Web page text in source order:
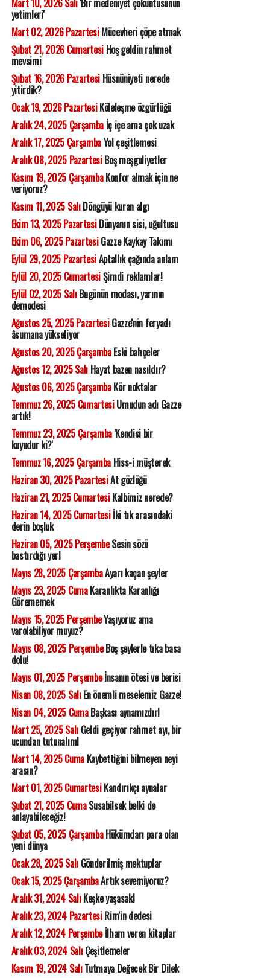
Mart 10, 2026 Salı'Bir medeniyet çöküntüsünün
yetimleri'
Mart 02, 2026 PazartesiMücevheri çöpe atmak
Şubat 21, 2026 CumartesiHoş geldin rahmet
mevsimi
Şubat 16, 2026 PazartesiHüsnüniyeti nerede
yitirdik?
Ocak 19, 2026 PazartesiKöleleşme özgürlüğü
Aralık 24, 2025 Çarşambaİç içe ama çok uzak
Aralık 17, 2025 ÇarşambaYol çeşitlemesi
Aralık 08, 2025 PazartesiBoş meşguliyetler
Kasım 19, 2025 ÇarşambaKonfor almak için ne
veriyoruz?
Kasım 11, 2025 SalıDöngüyü kuran algı
Ekim 13, 2025 PazartesiDünyanın sisi, uğultusu
Ekim 06, 2025 PazartesiGazze Kaykay Takımı
Eylül 29, 2025 PazartesiAptallık çağında anlam
Eylül 20, 2025 CumartesiŞimdi reklamlar!
Eylül 02, 2025 SalıBugünün modası, yarının
demodesi
Ağustos 25, 2025 PazartesiGazze'nin feryadı
âsumana yükseliyor
Ağustos 20, 2025 ÇarşambaEski bahçeler
Ağustos 12, 2025 SalıHayat bazen nasıldır?
Ağustos 06, 2025 ÇarşambaKör noktalar
Temmuz 26, 2025 CumartesiUmudun adı Gazze
artık!
Temmuz 23, 2025 Çarşamba'Kendisi bir
kuyudur ki?'
Temmuz 16, 2025 ÇarşambaHiss-i müşterek
Haziran 30, 2025 PazartesiAt gözlüğü
Haziran 21, 2025 CumartesiKalbimiz nerede?
Haziran 14, 2025 Cumartesiİki tık arasındaki
derin boşluk
Haziran 05, 2025 PerşembeSesin sözü
bastırdığı yer!
Mayıs 28, 2025 ÇarşambaAyarı kaçan şeyler
Mayıs 23, 2025 CumaKaranlıkta Karanlığı
Görememek
Mayıs 15, 2025 PerşembeYaşıyoruz ama
varolabiliyor muyuz?
Mayıs 08, 2025 PerşembeBoş şeylerle tıka basa
dolu!
Mayıs 01, 2025 Perşembeİnsanın ötesi ve berisi
Nisan 08, 2025 SalıEn önemli meselemiz Gazze!
Nisan 04, 2025 CumaBaşkası aynamızdır!
Mart 25, 2025 SalıGeldi geçiyor rahmet ayı, bir
ucundan tutunalım!
Mart 14, 2025 CumaKaybettiğini bilmeyen neyi
arasın?
Mart 01, 2025 CumartesiKandırıkçı aynalar
Şubat 21, 2025 CumaSusabilsek belki de
anlayabileceğiz!
Şubat 05, 2025 ÇarşambaHükümdarı para olan
yeni dünya
Ocak 28, 2025 SalıGönderilmiş mektuplar
Ocak 15, 2025 ÇarşambaArtık sevemiyoruz?
Aralık 31, 2024 SalıKeşke yaşasak!
Aralık 23, 2024 PazartesiRim'in dedesi
Aralık 12, 2024 Perşembeİlham veren kitaplar
Aralık 03, 2024 SalıÇeşitlemeler
Kasım 19, 2024 SalıTutmaya Değecek Bir Dilek